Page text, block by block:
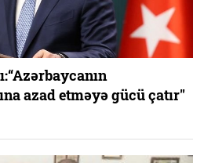
azad etməyə gücü çatır"